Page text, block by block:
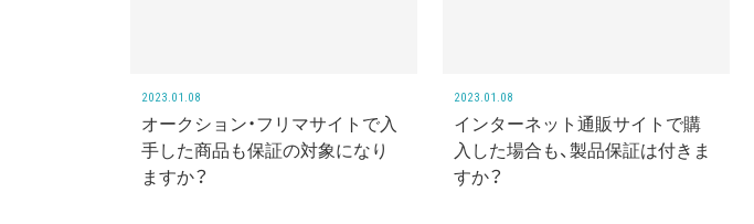
2023.01.08
オークション・フリマサイトで入
手した商品も保証の対象になり
ますか？
2023.01.08
インターネット通販サイトで購
入した場合も、製品保証は付きま
すか？